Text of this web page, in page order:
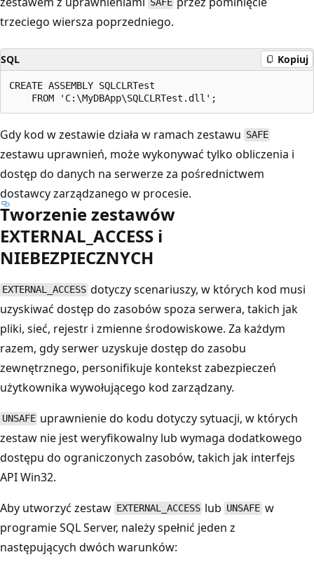
SAFE
trzeciego wiersza poprzedniego.
SQL Kopiuj
CREATE ASSEMBLY SQLCLRTest
Gdy kod w zestawie działa w ramach zestawu SAFE
zestawu uprawnień, może wykonywać tylko obliczenia i
dostęp do danych na serwerze za pośrednictwem
dostawcy zarządzanego w procesie.
Tworzenie zestawów
EXTERNAL_ACCESS i
NIEBEZPIECZNYCH
EXTERNAL_ACCESS dotyczy scenariuszy, w których kod musi
uzyskiwać dostęp do zasobów spoza serwera, takich jak
pliki, sieć, rejestr i zmienne środowiskowe. Za każdym
razem, gdy serwer uzyskuje dostęp do zasobu
zewnętrznego, personifikuje kontekst zabezpieczeń
użytkownika wywołującego kod zarządzany.
UNSAFE uprawnienie do kodu dotyczy sytuacji, w których
zestaw nie jest weryfikowalny lub wymaga dodatkowego
dostępu do ograniczonych zasobów, takich jak interfejs
API Win32.
Aby utworzyć zestaw EXTERNAL_ACCESS lub UNSAFE w
programie SQL Server, należy spełnić jeden z
następujących dwóch warunków: